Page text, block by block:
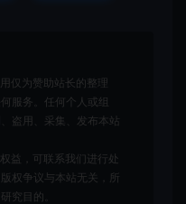
仅为赞助站长的整理
服务。任何个人或组
盗用、采集、发布本站
益，可联系我们进行处
权争议与本站无关，所
究目的。